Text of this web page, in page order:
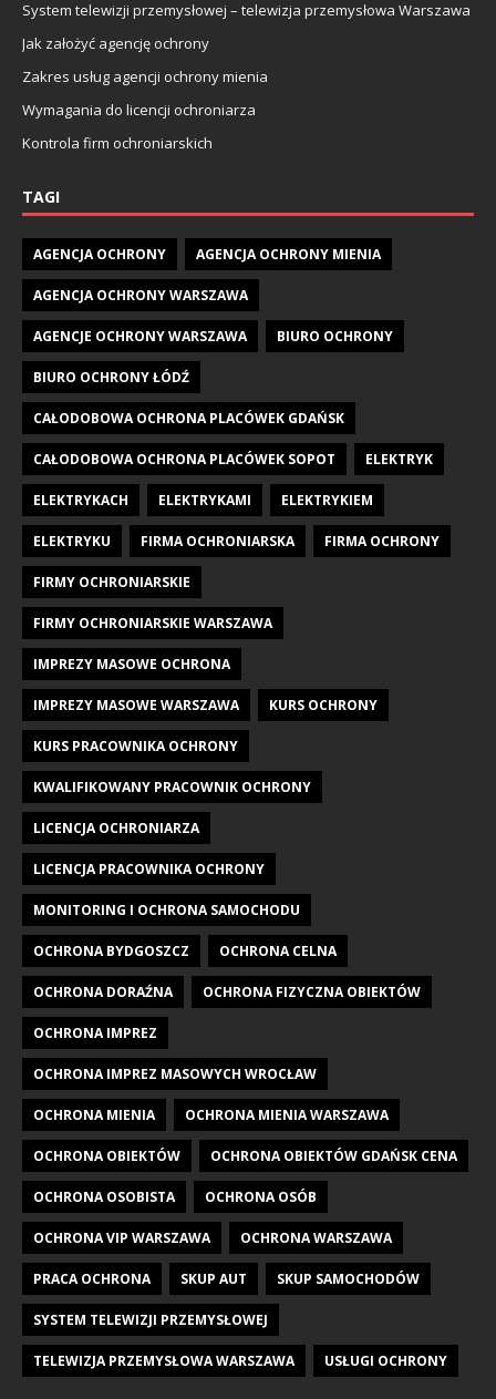
System telewizji przemysłowej – telewizja przemysłowa Warszawa
Jak założyć agencję ochrony
Zakres usług agencji ochrony mienia
Wymagania do licencji ochroniarza
Kontrola firm ochroniarskich
TAGI
AGENCJA OCHRONY AGENCJA OCHRONY MIENIA
AGENCJA OCHRONY WARSZAWA
AGENCJE OCHRONY WARSZAWA BIURO OCHRONY
BIURO OCHRONY ŁÓDŹ
CAŁODOBOWA OCHRONA PLACÓWEK GDAŃSK
CAŁODOBOWA OCHRONA PLACÓWEK SOPOT ELEKTRYK
ELEKTRYKACH ELEKTRYKAMI ELEKTRYKIEM
ELEKTRYKU FIRMA OCHRONIARSKA FIRMA OCHRONY
FIRMY OCHRONIARSKIE
FIRMY OCHRONIARSKIE WARSZAWA
IMPREZY MASOWE OCHRONA
IMPREZY MASOWE WARSZAWA KURS OCHRONY
KURS PRACOWNIKA OCHRONY
KWALIFIKOWANY PRACOWNIK OCHRONY
LICENCJA OCHRONIARZA
LICENCJA PRACOWNIKA OCHRONY
MONITORING I OCHRONA SAMOCHODU
OCHRONA BYDGOSZCZ OCHRONA CELNA
OCHRONA DORAŹNA OCHRONA FIZYCZNA OBIEKTÓW
OCHRONA IMPREZ
OCHRONA IMPREZ MASOWYCH WROCŁAW
OCHRONA MIENIA OCHRONA MIENIA WARSZAWA
OCHRONA OBIEKTÓW OCHRONA OBIEKTÓW GDAŃSK CENA
OCHRONA OSOBISTA OCHRONA OSÓB
OCHRONA VIP WARSZAWA OCHRONA WARSZAWA
PRACA OCHRONA SKUP AUT SKUP SAMOCHODÓW
SYSTEM TELEWIZJI PRZEMYSŁOWEJ
TELEWIZJA PRZEMYSŁOWA WARSZAWA USŁUGI OCHRONY